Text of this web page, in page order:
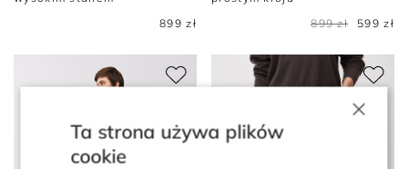
899 zł
899 zł
599 zł
×
Ta strona używa plików
cookie